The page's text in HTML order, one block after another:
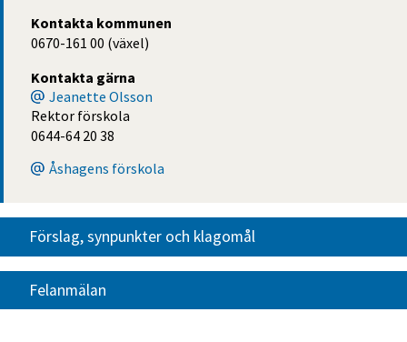
Kontakta kommunen
0670-161 00 (växel)
Kontakta gärna
Jeanette Olsson
Rektor förskola
0644-64 20 38
Åshagens förskola
Förslag, synpunkter och klagomål
Felanmälan